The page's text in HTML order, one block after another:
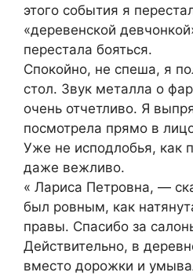
этого события я
«деревенской
перестала бояться.
Спокойно, не спеша, я
стол. Звук металла о
очень отчетливо. Я
посмотрела прямо в
Уже не исподлобья, как
даже вежливо.
« Лариса Петровна, —
был ровным, как
правы. Спасибо за
Действительно, в
вместо дорожки и